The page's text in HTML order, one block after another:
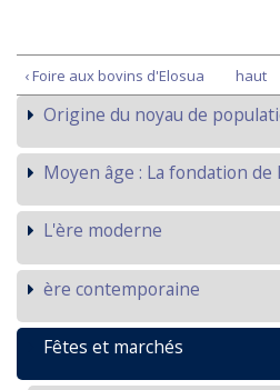
‹ Foire aux bovins d'Elosua haut
Origine du noyau de
Moyen âge : La fondation de
L'ère moderne
ère contemporaine
Fêtes et marchés